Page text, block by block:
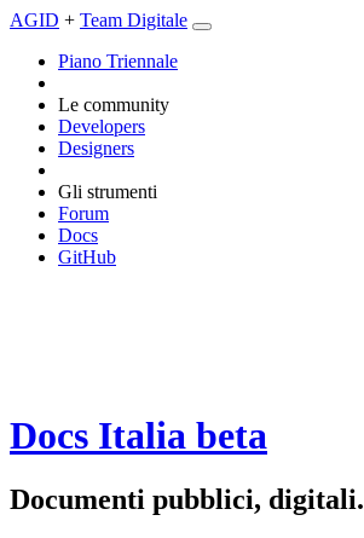
AGID + Team Digitale
Piano Triennale
Le community
Developers
Designers
Gli strumenti
Forum
Docs
GitHub
Docs Italia beta
Documenti pubblici, digitali.